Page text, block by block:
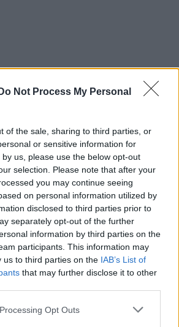
Do Not Process My Personal
of the sale, sharing to third parties, or
or sensitive information for
us, please use the below opt-out
selection. Please note that after your
you may continue seeing
on personal information utilized by
disclosed to third parties prior to
separately opt-out of the further
information by third parties on the
participants. This information may
us to third parties on the IAB’s List of
that may further disclose it to other
Opt Outs